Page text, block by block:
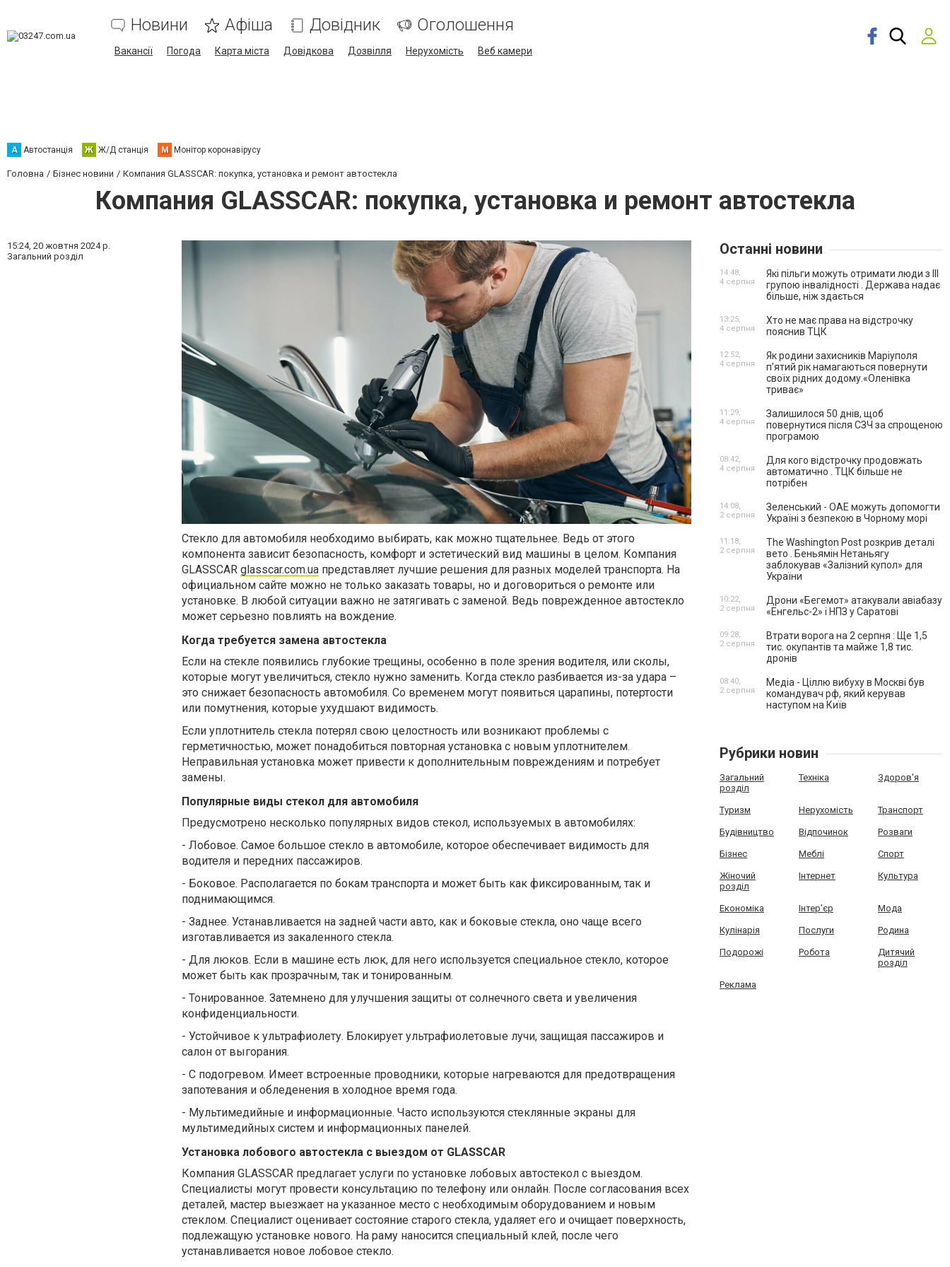
Новини Афіша Довідник Оголошення
Вакансії Погода Карта міста Довідкова Дозвілля Нерухомість Веб камери
А Автостанція Ж Ж/Д станція М Монітор коронавірусу
Головна Бізнес новини Компания GLASSCAR: покупка, установка и ремонт автостекла
Компания GLASSCAR: покупка, установка и ремонт автостекла
15:24, 20 жовтня 2024 р.
Загальний розділ
Стекло для автомобиля необходимо выбирать, как можно тщательнее. Ведь от этого
компонента зависит безопасность, комфорт и эстетический вид машины в целом. Компания
GLASSCAR glasscar.com.ua представляет лучшие решения для разных моделей транспорта. На
официальном сайте можно не только заказать товары, но и договориться о ремонте или
установке. В любой ситуации важно не затягивать с заменой. Ведь поврежденное автостекло
может серьезно повлиять на вождение.
Когда требуется замена автостекла
Если на стекле появились глубокие трещины, особенно в поле зрения водителя, или сколы,
которые могут увеличиться, стекло нужно заменить. Когда стекло разбивается из-за удара –
это снижает безопасность автомобиля. Со временем могут появиться царапины, потертости
или помутнения, которые ухудшают видимость.
Если уплотнитель стекла потерял свою целостность или возникают проблемы с
герметичностью, может понадобиться повторная установка с новым уплотнителем.
Неправильная установка может привести к дополнительным повреждениям и потребует
замены.
Популярные виды стекол для автомобиля
Предусмотрено несколько популярных видов стекол, используемых в автомобилях:
- Лобовое. Самое большое стекло в автомобиле, которое обеспечивает видимость для
водителя и передних пассажиров.
- Боковое. Располагается по бокам транспорта и может быть как фиксированным, так и
поднимающимся.
- Заднее. Устанавливается на задней части авто, как и боковые стекла, оно чаще всего
изготавливается из закаленного стекла.
- Для люков. Если в машине есть люк, для него используется специальное стекло, которое
может быть как прозрачным, так и тонированным.
- Тонированное. Затемнено для улучшения защиты от солнечного света и увеличения
конфиденциальности.
- Устойчивое к ультрафиолету. Блокирует ультрафиолетовые лучи, защищая пассажиров и
салон от выгорания.
- С подогревом. Имеет встроенные проводники, которые нагреваются для предотвращения
запотевания и обледенения в холодное время года.
- Мультимедийные и информационные. Часто используются стеклянные экраны для
мультимедийных систем и информационных панелей.
Установка лобового автостекла с выездом от GLASSCAR
Компания GLASSCAR предлагает услуги по установке лобовых автостекол с выездом.
Специалисты могут провести консультацию по телефону или онлайн. После согласования всех
деталей, мастер выезжает на указанное место с необходимым оборудованием и новым
стеклом. Специалист оценивает состояние старого стекла, удаляет его и очищает поверхность,
подлежащую установке нового. На раму наносится специальный клей, после чего
устанавливается новое лобовое стекло.
Останні новини
Які пільги можуть отримати люди з III
групою інвалідності . Держава надає
більше, ніж здається
14:48,
4 серпня
Хто не має права на відстрочку
пояснив ТЦК
13:25,
4 серпня
Як родини захисників Маріуполя
пʼятий рік намагаються повернути
своїх рідних додому.«Оленівка
триває»
12:52,
4 серпня
Залишилося 50 днів, щоб
повернутися після СЗЧ за спрощеною
програмою
11:29,
4 серпня
Для кого відстрочку продовжать
автоматично . ТЦК більше не
потрібен
08:42,
4 серпня
Зеленський - ОАЕ можуть допомогти
Україні з безпекою в Чорному морі
14:08,
2 серпня
The Washington Post розкрив деталі
вето . Беньямін Нетаньягу
заблокував «Залізний купол» для
України
11:18,
2 серпня
Дрони «Бегемот» атакували авіабазу
«Енгельс-2» і НПЗ у Саратові
10:22,
2 серпня
Втрати ворога на 2 серпня : Ще 1,5
тис. окупантів та майже 1,8 тис.
дронів
09:28,
2 серпня
Медіа - Ціллю вибуху в Москві був
командувач рф, який керував
наступом на Київ
08:40,
2 серпня
Рубрики новин
Загальний
розділ
Техніка Здоров'я
Туризм Нерухомість Транспорт
Будівництво Відпочинок Розваги
Бізнес Меблі Спорт
Жіночий
розділ
Інтернет Культура
Економіка Інтер'єр Мода
Кулінарія Послуги Родина
Подорожі Робота
Дитячий
розділ
Реклама